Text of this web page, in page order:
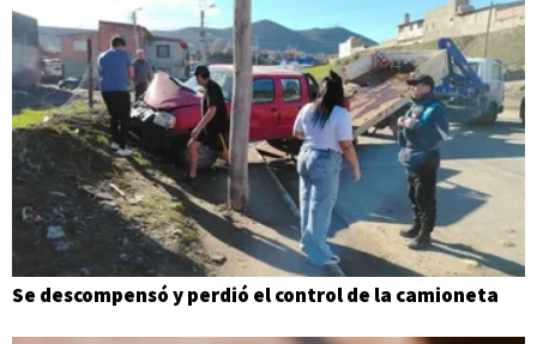
Se descompensó y perdió el control de la camioneta